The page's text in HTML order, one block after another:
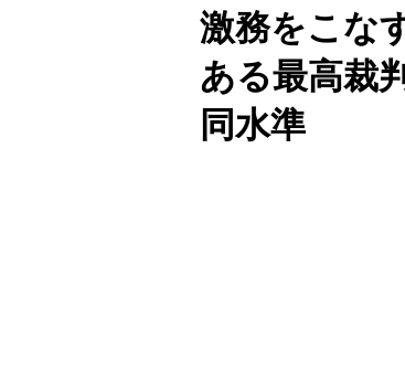
激務をこな
ある最高裁
同水準